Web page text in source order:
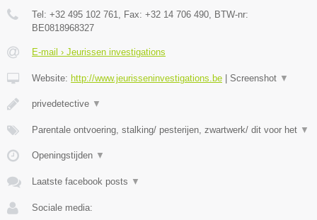
Tel: +32 495 102 761 , Fax: +32 14 706 490 , BTW-nr:
BE0818968327
E-mail › Jeurissen investigations
Website: http://www.jeurisseninvestigations.be | Screenshot ▼
privedetective ▼
Parentale ontvoering, stalking/ pesterijen, zwartwerk/ dit voor het ▼
Openingstijden ▼
Laatste facebook posts ▼
Sociale media: